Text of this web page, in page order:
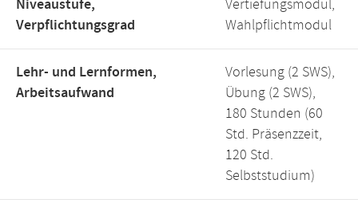
Niveaustufe,
Verpflichtungsgrad
Vertiefungsmodul,
Wahlpflichtmodul
Lehr- und Lernformen,
Arbeitsaufwand
Vorlesung (2 SWS),
Übung (2 SWS),
180 Stunden (60
Std. Präsenzzeit,
120 Std.
Selbststudium)